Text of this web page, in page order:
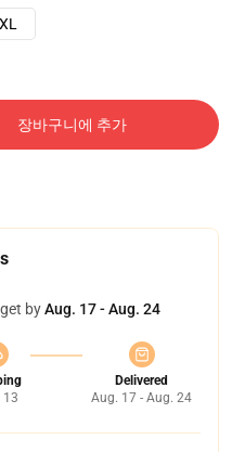
장바구니에 추가
byAug. 17 - Aug. 24
13
Delivered
Aug. 17 - Aug. 24